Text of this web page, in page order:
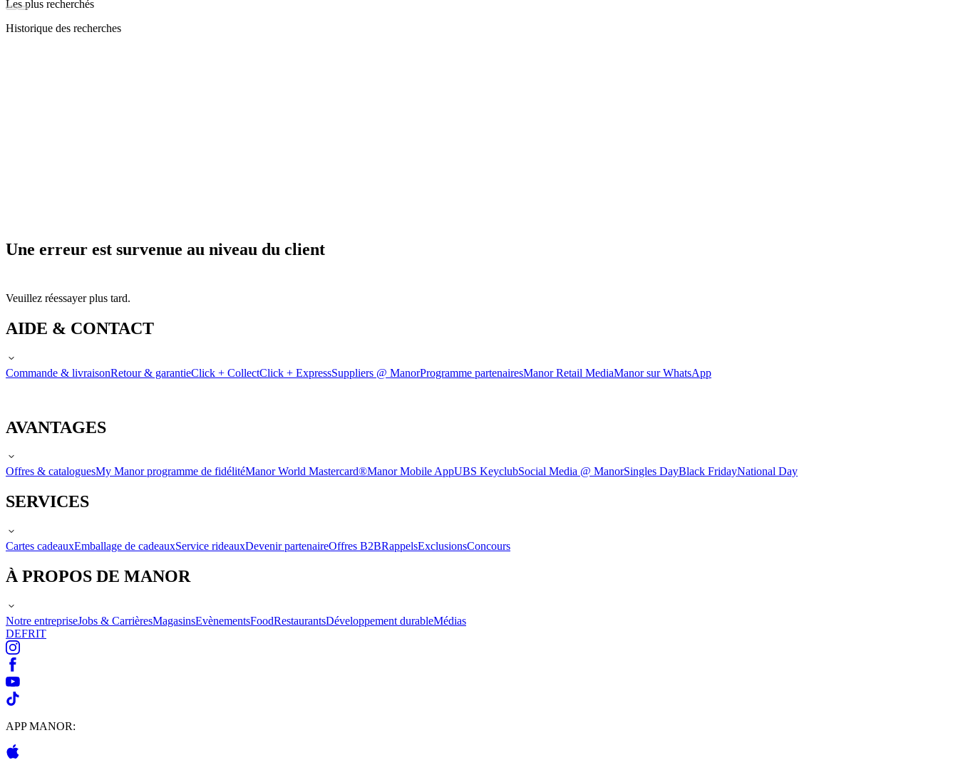
Les plus recherchés
Historique des recherches
Une erreur est survenue au niveau du client
Veuillez réessayer plus tard.
AIDE & CONTACT
Commande & livraisonRetour & garantieClick + CollectClick + ExpressSuppliers @ ManorProgramme partenairesManor Retail MediaManor sur WhatsApp
AVANTAGES
Offres & cataloguesMy Manor programme de fidélitéManor World Mastercard®Manor Mobile AppUBS KeyclubSocial Media @ ManorSingles DayBlack FridayNational Day
SERVICES
Cartes cadeauxEmballage de cadeauxService rideauxDevenir partenaireOffres B2BRappelsExclusionsConcours
À PROPOS DE MANOR
Notre entrepriseJobs & CarrièresMagasinsEvènementsFoodRestaurantsDéveloppement durableMédias
DEFRIT
APP MANOR: